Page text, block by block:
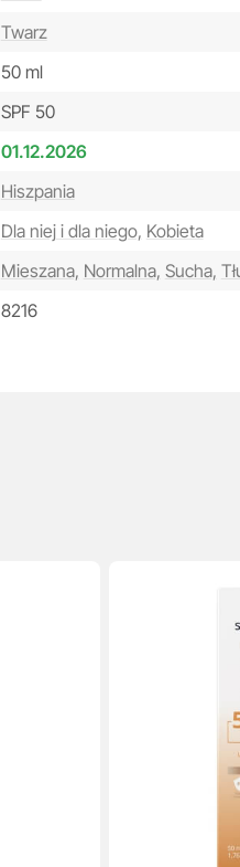
Twarz
50 ml
SPF 50
01.12.2026
Hiszpania
Dla niej i dla niego, Kobieta
Mieszana, Normalna, Sucha,
8216